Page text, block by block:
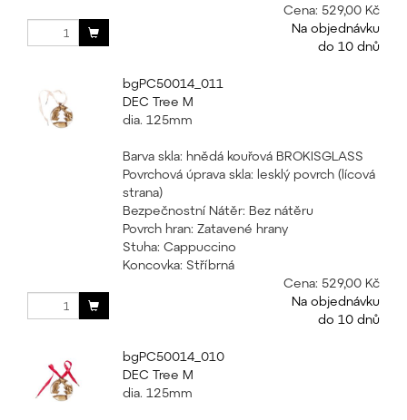
Cena: 529,00 Kč
Na objednávku
do 10 dnů
bgPC50014_011
DEC Tree M
dia. 125mm
Barva skla: hnědá kouřová BROKISGLASS
Povrchová úprava skla: lesklý povrch (lícová
strana)
Bezpečnostní Nátěr: Bez nátěru
Povrch hran: Zatavené hrany
Stuha: Cappuccino
Koncovka: Stříbrná
Cena: 529,00 Kč
Na objednávku
do 10 dnů
bgPC50014_010
DEC Tree M
dia. 125mm